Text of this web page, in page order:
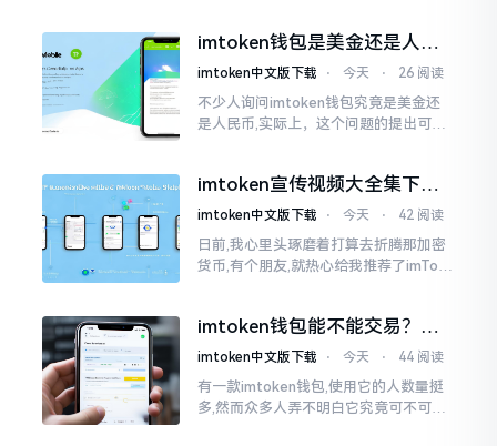
就迷糊了
imtoken钱包是美金还是人民
币？其实它是个“多面手”
imtoken中文版下载 ⋅ 今天 ⋅ 26 阅读
不少人询问imtoken钱包究竟是美金还
是人民币,实际上，这个问题的提出可谓
一个“钱包”而已
imtoken宣传视频大全集下
载，新手看完就懂怎么用
imtoken中文版下载 ⋅ 今天 ⋅ 42 阅读
日前,我心里头琢磨着打算去折腾那加密
货币,有个朋友,就热心给我推荐了imTok
imtoken钱包能不能交易？一
文说清楚
imtoken中文版下载 ⋅ 今天 ⋅ 44 阅读
有一款imtoken钱包,使用它的人数量挺
多,然而众多人弄不明白它究竟可不可以